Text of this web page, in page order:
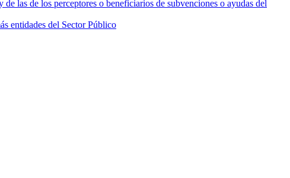
las de los perceptores o beneficiarios de subvenciones o ayudas del
entidades del Sector Público